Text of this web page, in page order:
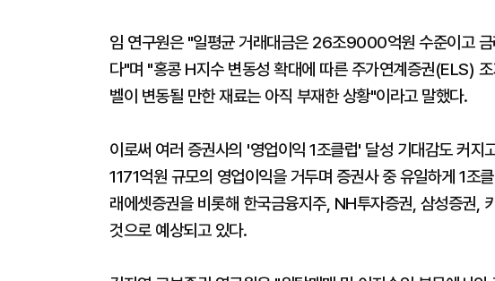
임 연구원은 "일평균 거래대금은 26조9000억원 수준이고
다"며 "홍콩 H지수 변동성 확대에 따른 주가연계증권(ELS)
벨이 변동될 만한 재료는 아직 부재한 상황"이라고 말했다.
이로써 여러 증권사의 '영업이익 1조클럽' 달성 기대감도 커지
1171억원 규모의 영업이익을 거두며 증권사 중 유일하게 1조
래에셋증권을 비롯해 한국금융지주, NH투자증권, 삼성증권,
것으로 예상되고 있다.